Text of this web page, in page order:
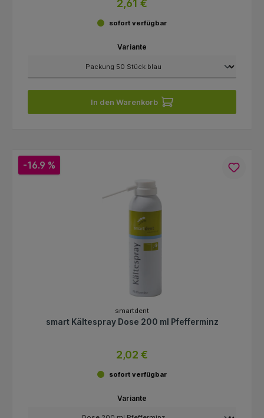
2,61 €
sofort verfügbar
Variante
In den Warenkorb
-16.9 %
smartdent
smart Kältespray Dose 200 ml Pfefferminz
2,02 €
sofort verfügbar
Variante